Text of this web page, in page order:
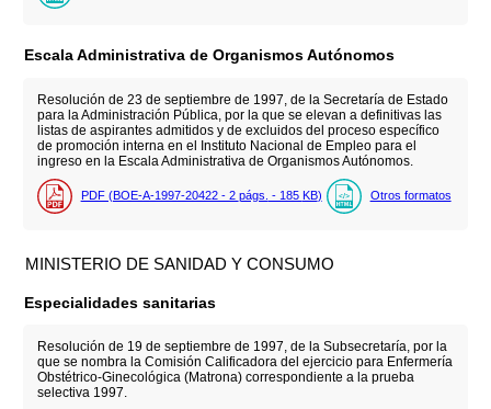
Escala Administrativa de Organismos Autónomos
Resolución de 23 de septiembre de 1997, de la Secretaría de Estado
para la Administración Pública, por la que se elevan a definitivas las
listas de aspirantes admitidos y de excluidos del proceso específico
de promoción interna en el Instituto Nacional de Empleo para el
ingreso en la Escala Administrativa de Organismos Autónomos.
PDF (BOE-A-1997-20422 - 2 págs. - 185 KB) Otros formatos
MINISTERIO DE SANIDAD Y CONSUMO
Especialidades sanitarias
Resolución de 19 de septiembre de 1997, de la Subsecretaría, por la
que se nombra la Comisión Calificadora del ejercicio para Enfermería
Obstétrico-Ginecológica (Matrona) correspondiente a la prueba
selectiva 1997.